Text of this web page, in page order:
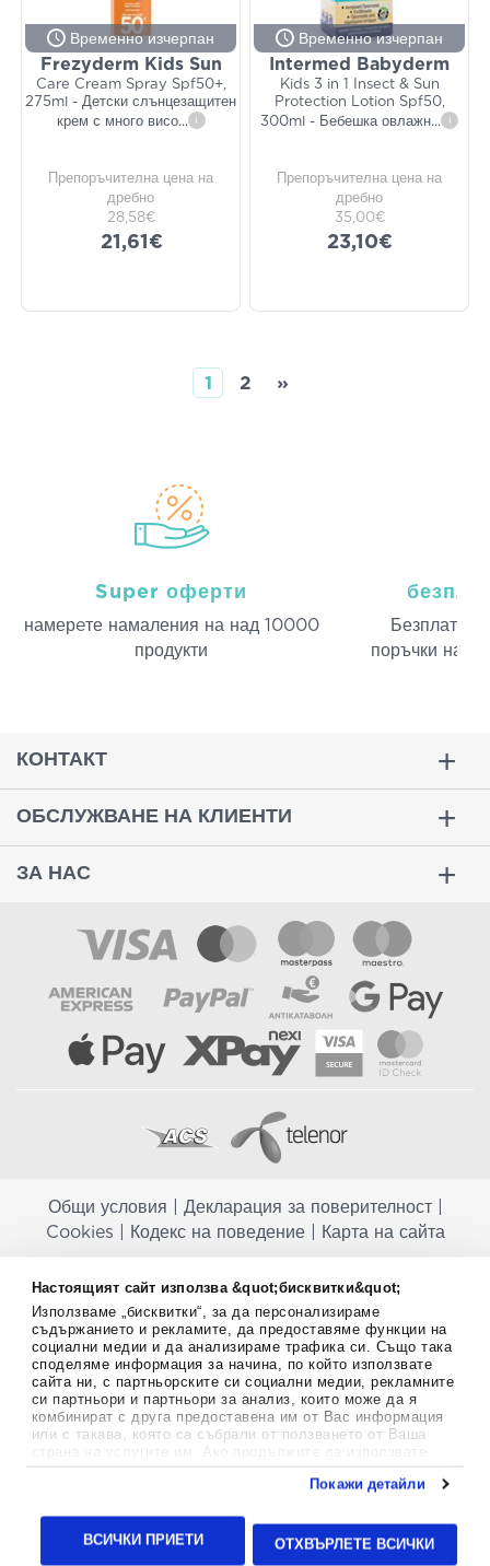
Настоящият сайт използва &quot;бисквитки&quot;
Използваме „бисквитки“, за да персонализираме
съдържанието и рекламите, да предоставяме функции на
социални медии и да анализираме трафика си. Също така
споделяме информация за начина, по който използвате
сайта ни, с партньорските си социални медии, рекламните
си партньори и партньори за анализ, които може да я
комбинират с друга предоставена им от Вас информация
или с такава, която са събрали от ползването от Ваша
страна на услугите им. Ако продължите да използвате
тук.
Покажи детайли
ВСИЧКИ ПРИЕТИ ОТХВЪРЛЕТЕ ВСИЧКИ
Временно изчерпан
Frezyderm Kids Sun
Care Cream Spray Spf50+,
275ml - Детски слънцезащитен
крем с много висо... i
Препоръчителна цена на
дребно
28,58€
21,61€
Временно изчерпан
Intermed Babyderm
Kids 3 in 1 Insect & Sun
Protection Lotion Spf50,
300ml - Бебешка овлажн... i
Препоръчителна цена на
дребно
35,00€
23,10€
1 2 »
Super оферти
намерeте намаления на над 10000
продукти
Безплатна
поръчки над
КОНТАКТ
ОБСЛУЖВАНЕ НА КЛИЕНТИ
ЗА НАС
Общи условия Декларация за поверителност|
Cookies
Кодекс на поведение| Карта на сайта
заместват балансираната диета и не са предназначени за
профилактика, лечение или лечение на човешки заболявания.
Консултирайте се с Вашия лекар, ако сте бременна, кърмите,
приемате лекарства или имате някакви здравословни проблеми,
преди да използвате някаква хранителна добавка. Непрекъснато се
стремим да ви предоставяме точна и валидна информация. Ако
имате някакви въпроси или коментари относно тях, моля свържете
се с нас.
Aptekapromahon.com eBusinessTeam • Website by
24lc.gr